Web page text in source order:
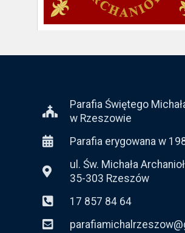
Parafia Świętego
w Rzeszowie
Parafia erygowana w
ul. Św. Michała
35-303 Rzeszów
17 857 84 64